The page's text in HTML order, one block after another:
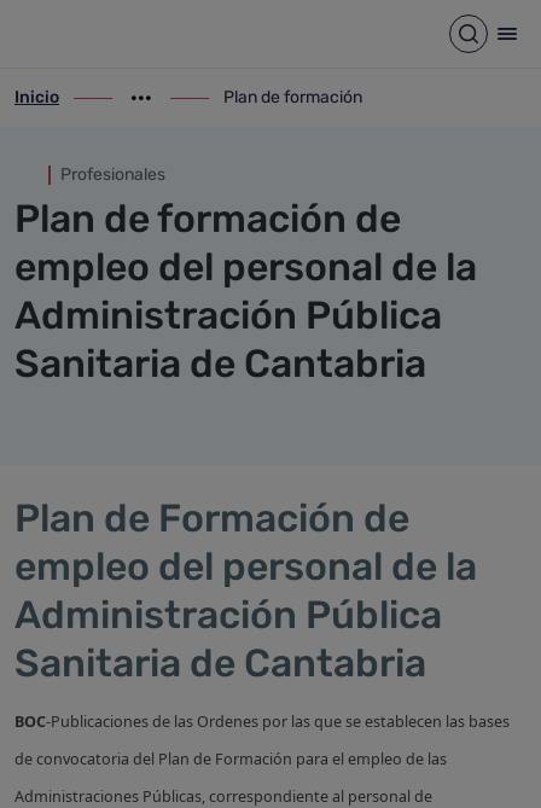
Abrir
ir-a inicio
Inicio
Mostrar opciones del camino de migas
ir-a Plan de formación
Plan de formación
Profesionales
Plan de formación de
empleo del personal de la
Administración Pública
Sanitaria de Cantabria
Plan de Formación de
empleo del personal de la
Administración Pública
Sanitaria de Cantabria
BOC-Publicaciones de las Ordenes por las que se establecen las bases
de convocatoria del Plan de Formación para el empleo de las
Administraciones Públicas, correspondiente al personal de